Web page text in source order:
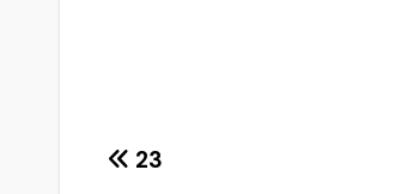
Навигация
23